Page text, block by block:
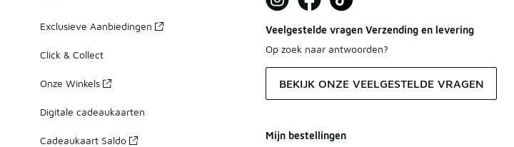
Exclusieve Aanbiedingen
Click & Collect
Onze Winkels
Digitale cadeaukaarten
Cadeaukaart Saldo
Veelgestelde vragen Verzending en levering
Op zoek naar antwoorden?
BEKIJK ONZE VEELGESTELDE VRAGEN
Mijn bestellingen